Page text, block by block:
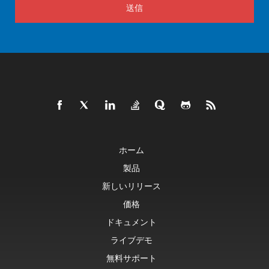
送信
ホーム
製品
新しいリリース
価格
ドキュメント
ライブデモ
無料サポート